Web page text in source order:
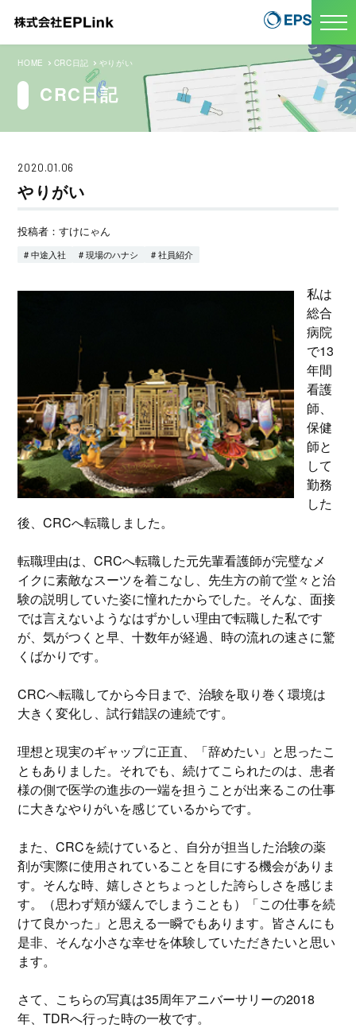
HOME CRC日記 やりがい
CRC日記
2020.01.06
やりがい
投稿者：すけにゃん
# 中途入社 # 現場のハナシ # 社員紹介
私は
総合
病院
で13
年間
看護
師、
保健
師と
して
勤務
した
後、CRCへ転職しました。
転職理由は、CRCへ転職した元先輩看護師が完璧なメ
イクに素敵なスーツを着こなし、先生方の前で堂々と治
験の説明していた姿に憧れたからでした。そんな、面接
では言えないようなはずかしい理由で転職した私です
が、気がつくと早、十数年が経過、時の流れの速さに驚
くばかりです。
CRCへ転職してから今日まで、治験を取り巻く環境は
大きく変化し、試行錯誤の連続です。
理想と現実のギャップに正直、「辞めたい」と思ったこ
ともありました。それでも、続けてこられたのは、患者
様の側で医学の進歩の一端を担うことが出来るこの仕事
に大きなやりがいを感じているからです。
また、CRCを続けていると、自分が担当した治験の薬
剤が実際に使用されていることを目にする機会がありま
す。そんな時、嬉しさとちょっとした誇らしさを感じま
す。（思わず頬が緩んでしまうことも）「この仕事を続
けて良かった」と思える一瞬でもあります。皆さんにも
是非、そんな小さな幸せを体験していただきたいと思い
ます。
さて、こちらの写真は35周年アニバーサリーの2018
年、TDRへ行った時の一枚です。